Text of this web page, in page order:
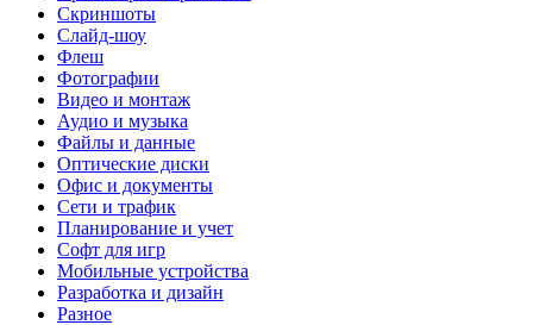
Скриншоты
Слайд-шоу
Флеш
Фотографии
Видео и монтаж
Аудио и музыка
Файлы и данные
Оптические диски
Офис и документы
Сети и трафик
Планирование и учет
Софт для игр
Мобильные устройства
Разработка и дизайн
Разное